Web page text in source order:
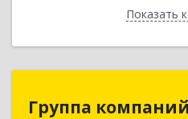
Показать
Группа